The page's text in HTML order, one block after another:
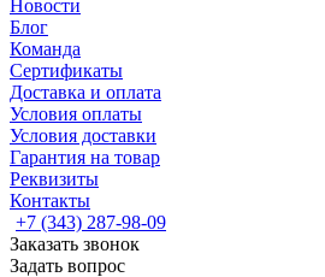
Новости
Блог
Команда
Сертификаты
Доставка и оплата
Условия оплаты
Условия доставки
Гарантия на товар
Реквизиты
Контакты
+7 (343) 287-98-09
Заказать звонок
Задать вопрос